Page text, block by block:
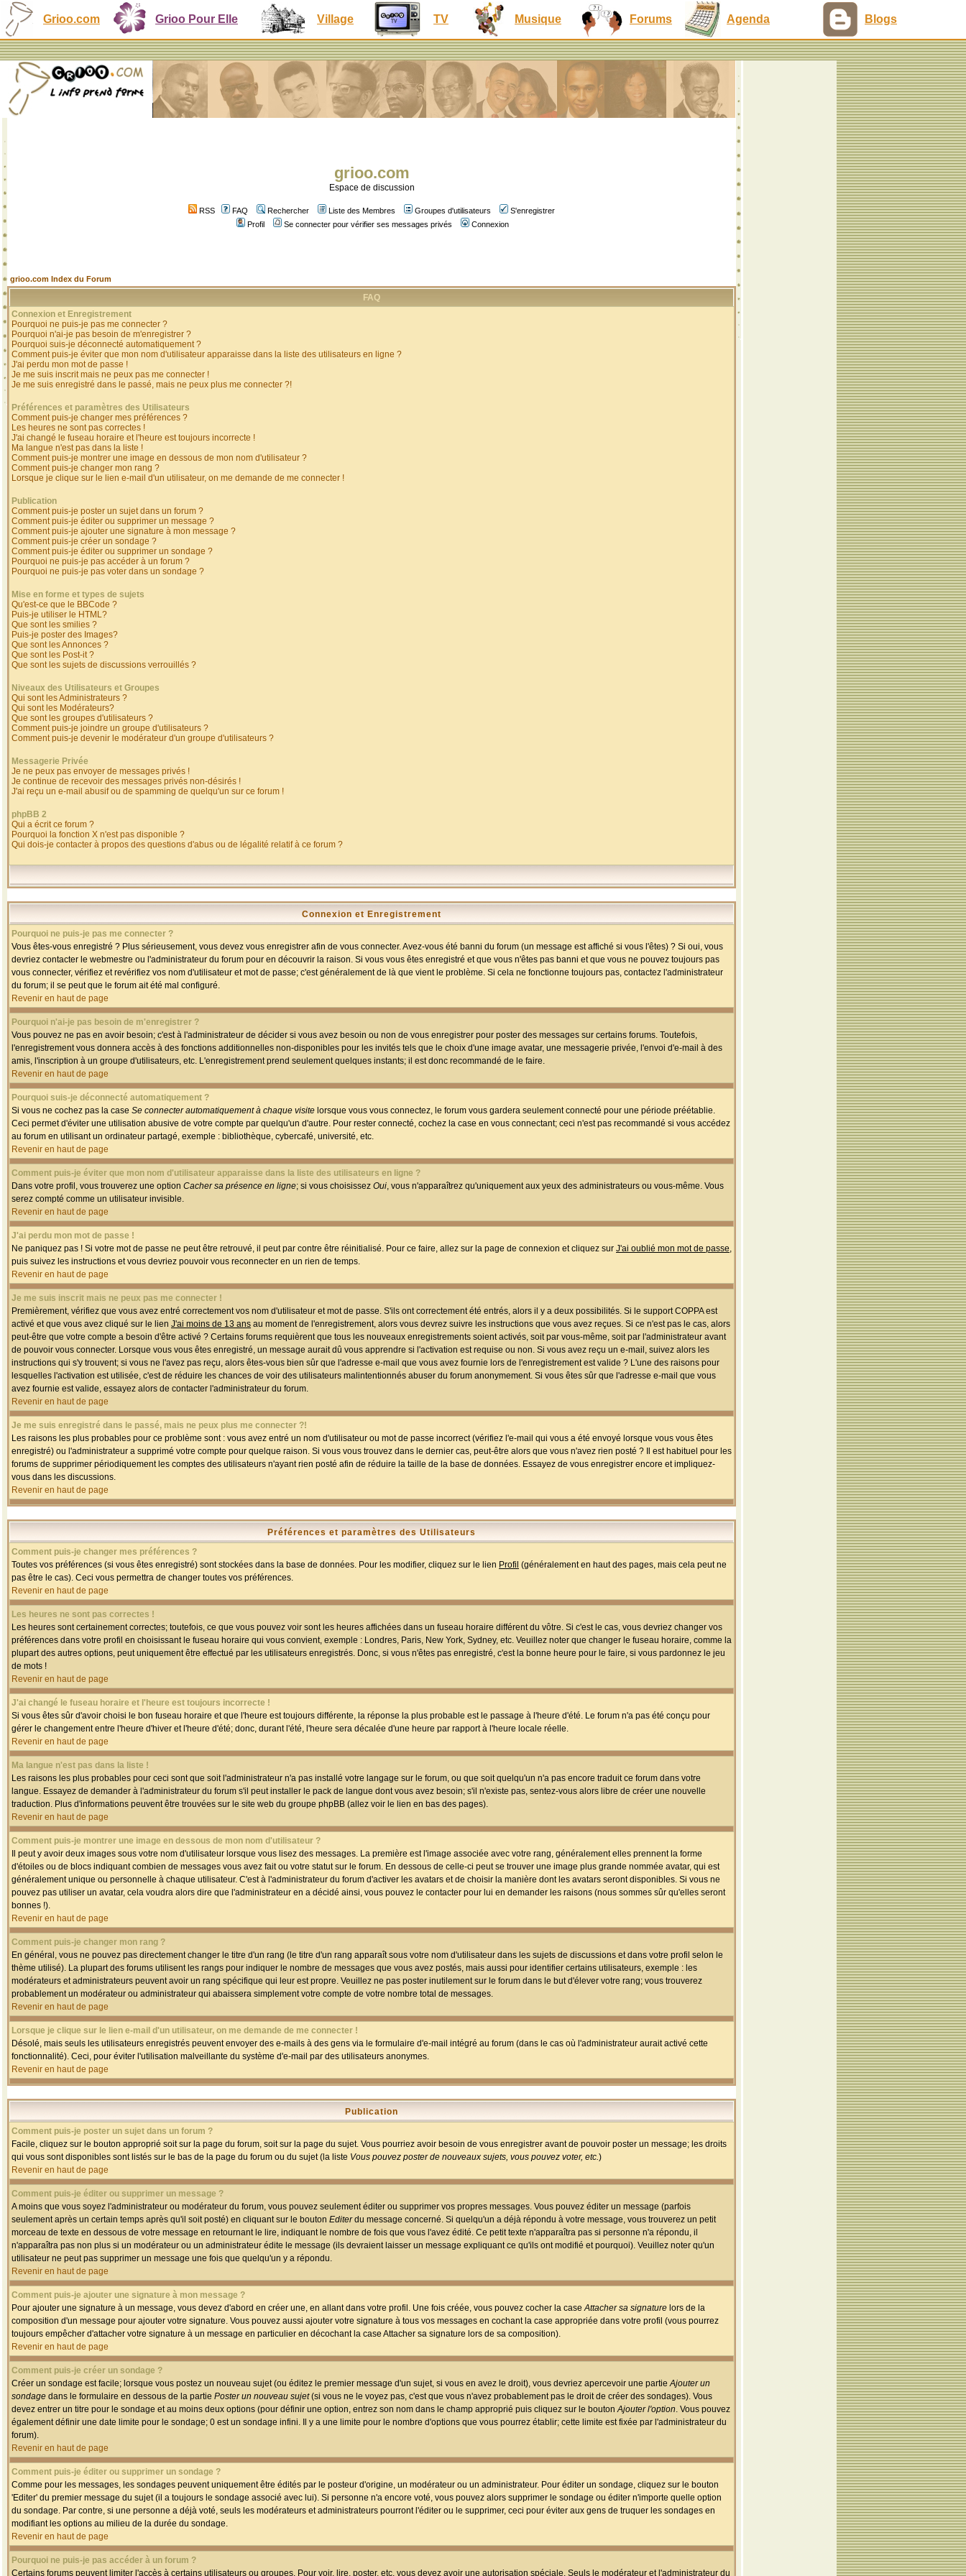
Grioo.com Grioo Pour Elle Village TV Musique Forums Agenda Blogs
grioo.com
Espace de discussion
RSS FAQ Rechercher Liste des Membres Groupes d'utilisateurs
S'enregistrer
Profil
Se connecter pour vérifier ses messages privés Connexion
grioo.com Index du Forum
FAQ
Connexion et Enregistrement
Pourquoi ne puis-je pas me connecter ?
Pourquoi n'ai-je pas besoin de m'enregistrer ?
Pourquoi suis-je déconnecté automatiquement ?
Comment puis-je éviter que mon nom d'utilisateur apparaisse dans la liste des utilisateurs en ligne ?
J'ai perdu mon mot de passe !
Je me suis inscrit mais ne peux pas me connecter !
Je me suis enregistré dans le passé, mais ne peux plus me connecter ?!
Préférences et paramètres des Utilisateurs
Comment puis-je changer mes préférences ?
Les heures ne sont pas correctes !
J'ai changé le fuseau horaire et l'heure est toujours incorrecte !
Ma langue n'est pas dans la liste !
Comment puis-je montrer une image en dessous de mon nom d'utilisateur ?
Comment puis-je changer mon rang ?
Lorsque je clique sur le lien e-mail d'un utilisateur, on me demande de me connecter !
Publication
Comment puis-je poster un sujet dans un forum ?
Comment puis-je éditer ou supprimer un message ?
Comment puis-je ajouter une signature à mon message ?
Comment puis-je créer un sondage ?
Comment puis-je éditer ou supprimer un sondage ?
Pourquoi ne puis-je pas accéder à un forum ?
Pourquoi ne puis-je pas voter dans un sondage ?
Mise en forme et types de sujets
Qu'est-ce que le BBCode ?
Puis-je utiliser le HTML?
Que sont les smilies ?
Puis-je poster des Images?
Que sont les Annonces ?
Que sont les Post-it ?
Que sont les sujets de discussions verrouillés ?
Niveaux des Utilisateurs et Groupes
Qui sont les Administrateurs ?
Qui sont les Modérateurs?
Que sont les groupes d'utilisateurs ?
Comment puis-je joindre un groupe d'utilisateurs ?
Comment puis-je devenir le modérateur d'un groupe d'utilisateurs ?
Messagerie Privée
Je ne peux pas envoyer de messages privés !
Je continue de recevoir des messages privés non-désirés !
J'ai reçu un e-mail abusif ou de spamming de quelqu'un sur ce forum !
phpBB 2
Qui a écrit ce forum ?
Pourquoi la fonction X n'est pas disponible ?
Qui dois-je contacter à propos des questions d'abus ou de légalité relatif à ce forum ?
Connexion et Enregistrement
Pourquoi ne puis-je pas me connecter ?
Vous êtes-vous enregistré ? Plus sérieusement, vous devez vous enregistrer afin de vous connecter. Avez-vous été banni du forum (un message est affiché si vous l'êtes) ? Si oui, vous
devriez contacter le webmestre ou l'administrateur du forum pour en découvrir la raison. Si vous vous êtes enregistré et que vous n'êtes pas banni et que vous ne pouvez toujours pas
vous connecter, vérifiez et revérifiez vos nom d'utilisateur et mot de passe; c'est généralement de là que vient le problème. Si cela ne fonctionne toujours pas, contactez l'administrateur
du forum; il se peut que le forum ait été mal configuré.
Revenir en haut de page
Pourquoi n'ai-je pas besoin de m'enregistrer ?
Vous pouvez ne pas en avoir besoin; c'est à l'administrateur de décider si vous avez besoin ou non de vous enregistrer pour poster des messages sur certains forums. Toutefois,
l'enregistrement vous donnera accès à des fonctions additionnelles non-disponibles pour les invités tels que le choix d'une image avatar, une messagerie privée, l'envoi d'e-mail à des
amis, l'inscription à un groupe d'utilisateurs, etc. L'enregistrement prend seulement quelques instants; il est donc recommandé de le faire.
Revenir en haut de page
Pourquoi suis-je déconnecté automatiquement ?
Si vous ne cochez pas la case Se connecter automatiquement à chaque visite lorsque vous vous connectez, le forum vous gardera seulement connecté pour une période préétablie.
Ceci permet d'éviter une utilisation abusive de votre compte par quelqu'un d'autre. Pour rester connecté, cochez la case en vous connectant; ceci n'est pas recommandé si vous accédez
au forum en utilisant un ordinateur partagé, exemple : bibliothèque, cybercafé, université, etc.
Revenir en haut de page
Comment puis-je éviter que mon nom d'utilisateur apparaisse dans la liste des utilisateurs en ligne ?
Dans votre profil, vous trouverez une option Cacher sa présence en ligne; si vous choisissez Oui, vous n'apparaîtrez qu'uniquement aux yeux des administrateurs ou vous-même. Vous
serez compté comme un utilisateur invisible.
Revenir en haut de page
J'ai perdu mon mot de passe !
Ne paniquez pas ! Si votre mot de passe ne peut être retrouvé, il peut par contre être réinitialisé. Pour ce faire, allez sur la page de connexion et cliquez sur J'ai oublié mon mot de passe,
puis suivez les instructions et vous devriez pouvoir vous reconnecter en un rien de temps.
Revenir en haut de page
Je me suis inscrit mais ne peux pas me connecter !
Premièrement, vérifiez que vous avez entré correctement vos nom d'utilisateur et mot de passe. S'ils ont correctement été entrés, alors il y a deux possibilités. Si le support COPPA est
activé et que vous avez cliqué sur le lien J'ai moins de 13 ans au moment de l'enregistrement, alors vous devrez suivre les instructions que vous avez reçues. Si ce n'est pas le cas, alors
peut-être que votre compte a besoin d'être activé ? Certains forums requièrent que tous les nouveaux enregistrements soient activés, soit par vous-même, soit par l'administrateur avant
de pouvoir vous connecter. Lorsque vous vous êtes enregistré, un message aurait dû vous apprendre si l'activation est requise ou non. Si vous avez reçu un e-mail, suivez alors les
instructions qui s'y trouvent; si vous ne l'avez pas reçu, alors êtes-vous bien sûr que l'adresse e-mail que vous avez fournie lors de l'enregistrement est valide ? L'une des raisons pour
lesquelles l'activation est utilisée, c'est de réduire les chances de voir des utilisateurs malintentionnés abuser du forum anonymement. Si vous êtes sûr que l'adresse e-mail que vous
avez fournie est valide, essayez alors de contacter l'administrateur du forum.
Revenir en haut de page
Je me suis enregistré dans le passé, mais ne peux plus me connecter ?!
Les raisons les plus probables pour ce problème sont : vous avez entré un nom d'utilisateur ou mot de passe incorrect (vérifiez l'e-mail qui vous a été envoyé lorsque vous vous êtes
enregistré) ou l'administrateur a supprimé votre compte pour quelque raison. Si vous vous trouvez dans le dernier cas, peut-être alors que vous n'avez rien posté ? Il est habituel pour les
forums de supprimer périodiquement les comptes des utilisateurs n'ayant rien posté afin de réduire la taille de la base de données. Essayez de vous enregistrer encore et impliquez-
vous dans les discussions.
Revenir en haut de page
Préférences et paramètres des Utilisateurs
Comment puis-je changer mes préférences ?
Toutes vos préférences (si vous êtes enregistré) sont stockées dans la base de données. Pour les modifier, cliquez sur le lien Profil (généralement en haut des pages, mais cela peut ne
pas être le cas). Ceci vous permettra de changer toutes vos préférences.
Revenir en haut de page
Les heures ne sont pas correctes !
Les heures sont certainement correctes; toutefois, ce que vous pouvez voir sont les heures affichées dans un fuseau horaire différent du vôtre. Si c'est le cas, vous devriez changer vos
préférences dans votre profil en choisissant le fuseau horaire qui vous convient, exemple : Londres, Paris, New York, Sydney, etc. Veuillez noter que changer le fuseau horaire, comme la
plupart des autres options, peut uniquement être effectué par les utilisateurs enregistrés. Donc, si vous n'êtes pas enregistré, c'est la bonne heure pour le faire, si vous pardonnez le jeu
de mots !
Revenir en haut de page
J'ai changé le fuseau horaire et l'heure est toujours incorrecte !
Si vous êtes sûr d'avoir choisi le bon fuseau horaire et que l'heure est toujours différente, la réponse la plus probable est le passage à l'heure d'été. Le forum n'a pas été conçu pour
gérer le changement entre l'heure d'hiver et l'heure d'été; donc, durant l'été, l'heure sera décalée d'une heure par rapport à l'heure locale réelle.
Revenir en haut de page
Ma langue n'est pas dans la liste !
Les raisons les plus probables pour ceci sont que soit l'administrateur n'a pas installé votre langage sur le forum, ou que soit quelqu'un n'a pas encore traduit ce forum dans votre
langue. Essayez de demander à l'administrateur du forum s'il peut installer le pack de langue dont vous avez besoin; s'il n'existe pas, sentez-vous alors libre de créer une nouvelle
traduction. Plus d'informations peuvent être trouvées sur le site web du groupe phpBB (allez voir le lien en bas des pages).
Revenir en haut de page
Comment puis-je montrer une image en dessous de mon nom d'utilisateur ?
Il peut y avoir deux images sous votre nom d'utilisateur lorsque vous lisez des messages. La première est l'image associée avec votre rang, généralement elles prennent la forme
d'étoiles ou de blocs indiquant combien de messages vous avez fait ou votre statut sur le forum. En dessous de celle-ci peut se trouver une image plus grande nommée avatar, qui est
généralement unique ou personnelle à chaque utilisateur. C'est à l'administrateur du forum d'activer les avatars et de choisir la manière dont les avatars seront disponibles. Si vous ne
pouvez pas utiliser un avatar, cela voudra alors dire que l'administrateur en a décidé ainsi, vous pouvez le contacter pour lui en demander les raisons (nous sommes sûr qu'elles seront
bonnes !).
Revenir en haut de page
Comment puis-je changer mon rang ?
En général, vous ne pouvez pas directement changer le titre d'un rang (le titre d'un rang apparaît sous votre nom d'utilisateur dans les sujets de discussions et dans votre profil selon le
thème utilisé). La plupart des forums utilisent les rangs pour indiquer le nombre de messages que vous avez postés, mais aussi pour identifier certains utilisateurs, exemple : les
modérateurs et administrateurs peuvent avoir un rang spécifique qui leur est propre. Veuillez ne pas poster inutilement sur le forum dans le but d'élever votre rang; vous trouverez
probablement un modérateur ou administrateur qui abaissera simplement votre compte de votre nombre total de messages.
Revenir en haut de page
Lorsque je clique sur le lien e-mail d'un utilisateur, on me demande de me connecter !
Désolé, mais seuls les utilisateurs enregistrés peuvent envoyer des e-mails à des gens via le formulaire d'e-mail intégré au forum (dans le cas où l'administrateur aurait activé cette
fonctionnalité). Ceci, pour éviter l'utilisation malveillante du système d'e-mail par des utilisateurs anonymes.
Revenir en haut de page
Publication
Comment puis-je poster un sujet dans un forum ?
Facile, cliquez sur le bouton approprié soit sur la page du forum, soit sur la page du sujet. Vous pourriez avoir besoin de vous enregistrer avant de pouvoir poster un message; les droits
qui vous sont disponibles sont listés sur le bas de la page du forum ou du sujet (la liste Vous pouvez poster de nouveaux sujets, vous pouvez voter, etc.)
Revenir en haut de page
Comment puis-je éditer ou supprimer un message ?
A moins que vous soyez l'administrateur ou modérateur du forum, vous pouvez seulement éditer ou supprimer vos propres messages. Vous pouvez éditer un message (parfois
seulement après un certain temps après qu'il soit posté) en cliquant sur le bouton Editerdu message concerné. Si quelqu'un a déjà répondu à votre message, vous trouverez un petit
morceau de texte en dessous de votre message en retournant le lire, indiquant le nombre de fois que vous l'avez édité. Ce petit texte n'apparaîtra pas si personne n'a répondu, il
n'apparaîtra pas non plus si un modérateur ou un administrateur édite le message (ils devraient laisser un message expliquant ce qu'ils ont modifié et pourquoi). Veuillez noter qu'un
utilisateur ne peut pas supprimer un message une fois que quelqu'un y a répondu.
Revenir en haut de page
Comment puis-je ajouter une signature à mon message ?
Pour ajouter une signature à un message, vous devez d'abord en créer une, en allant dans votre profil. Une fois créée, vous pouvez cocher la caseAttacher sa signature lors de la
composition d'un message pour ajouter votre signature. Vous pouvez aussi ajouter votre signature à tous vos messages en cochant la case appropriée dans votre profil (vous pourrez
toujours empêcher d'attacher votre signature à un message en particulier en décochant la case Attacher sa signature lors de sa composition).
Revenir en haut de page
Comment puis-je créer un sondage ?
Créer un sondage est facile; lorsque vous postez un nouveau sujet (ou éditez le premier message d'un sujet, si vous en avez le droit), vous devriez apercevoir une partieAjouter un
sondage dans le formulaire en dessous de la partie Poster un nouveau sujet(si vous ne le voyez pas, c'est que vous n'avez probablement pas le droit de créer des sondages). Vous
devez entrer un titre pour le sondage et au moins deux options (pour définir une option, entrez son nom dans le champ approprié puis cliquez sur le boutonAjouter l'option. Vous pouvez
également définir une date limite pour le sondage; 0 est un sondage infini. Il y a une limite pour le nombre d'options que vous pourrez établir; cette limite est fixée par l'administrateur du
forum).
Revenir en haut de page
Comment puis-je éditer ou supprimer un sondage ?
Comme pour les messages, les sondages peuvent uniquement être édités par le posteur d'origine, un modérateur ou un administrateur. Pour éditer un sondage, cliquez sur le bouton
'Editer' du premier message du sujet (il a toujours le sondage associé avec lui). Si personne n'a encore voté, vous pouvez alors supprimer le sondage ou éditer n'importe quelle option
du sondage. Par contre, si une personne a déjà voté, seuls les modérateurs et administrateurs pourront l'éditer ou le supprimer, ceci pour éviter aux gens de truquer les sondages en
modifiant les options au milieu de la durée du sondage.
Revenir en haut de page
Pourquoi ne puis-je pas accéder à un forum ?
Certains forums peuvent limiter l'accès à certains utilisateurs ou groupes. Pour voir, lire, poster, etc. vous devez avoir une autorisation spéciale. Seuls le modérateur et l'administrateur du